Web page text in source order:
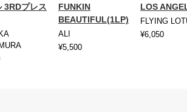
3RDプレス
FUNKIN
BEAUTIFUL(1LP)
ALI
¥5,500
LOS
FLYING
¥6,050